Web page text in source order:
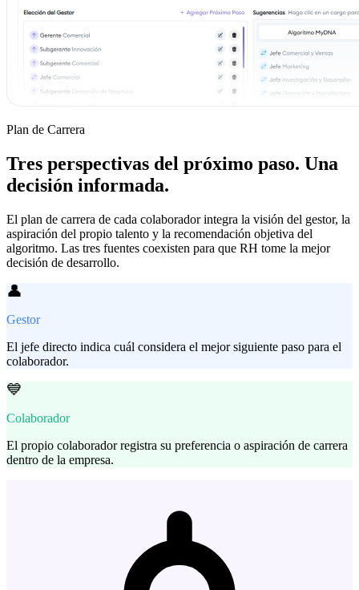
Plan de Carrera
Tres perspectivas del próximo paso. Una
decisión informada.
El plan de carrera de cada colaborador integra la visión del gestor, la
aspiración del propio talento y la recomendación objetiva del
algoritmo. Las tres fuentes coexisten para que RH tome la mejor
decisión de desarrollo.
👤
Gestor
El jefe directo indica cuál considera el mejor siguiente paso para el
colaborador.
💙
Colaborador
El propio colaborador registra su preferencia o aspiración de carrera
dentro de la empresa.